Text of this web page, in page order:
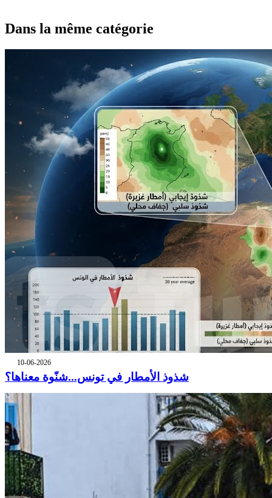
Dans la même catégorie
10-06-2026
شذوذ الأمطار في تونس...شنّوة معناها؟